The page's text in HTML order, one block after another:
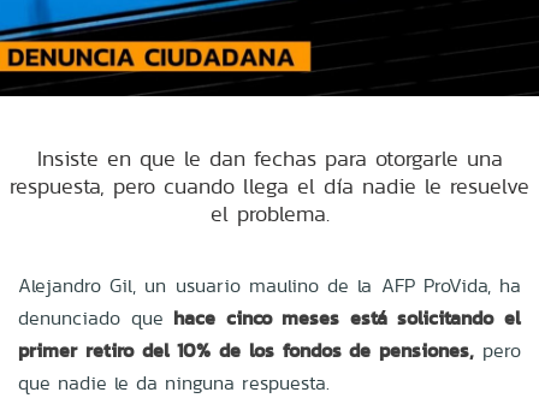
Insiste en que le dan fechas para otorgarle una
respuesta, pero cuando llega el día nadie le resuelve
el problema.
Alejandro Gil, un usuario maulino de la AFP ProVida, ha
denunciado que hace cinco meses está solicitando el
primer retiro del 10% de los fondos de pensiones, pero
que nadie le da ninguna respuesta.